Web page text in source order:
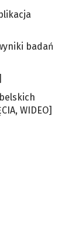
badań
WIDEO]